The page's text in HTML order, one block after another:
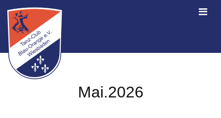
Mai.2026